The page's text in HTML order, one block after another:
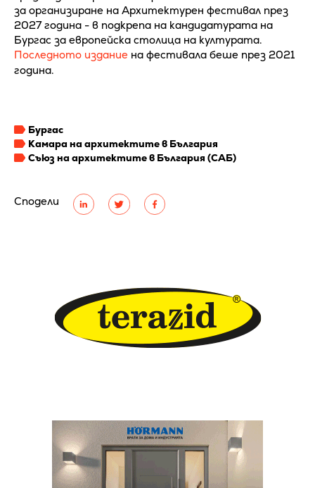
Сподели
за организиране на Архитектурен фестивал през
2027 година - в подкрепа на кандидатурата на
Бургас за европейска столица на културата.
Последното издание на фестивала беше през 2021
година.
Бургас
Камара на архитектите в България
Съюз на архитектите в България (САБ)